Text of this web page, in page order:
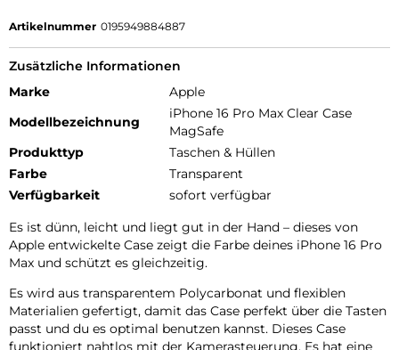
Artikelnummer 0195949884887
Zusätzliche Informationen
Marke
Apple
Modellbezeichnung
iPhone 16 Pro Max Clear Case
MagSafe
Produkttyp
Taschen & Hüllen
Farbe
Transparent
Verfügbarkeit
sofort verfügbar
Es ist dünn, leicht und liegt gut in der Hand – dieses von
Apple entwickelte Case zeigt die Farbe deines iPhone 16 Pro
Max und schützt es gleichzeitig.
Es wird aus transparentem Poly­carbonat und flexiblen
Materialien gefertigt, damit das Case perfekt über die Tasten
passt und du es optimal benutzen kannst. Dieses Case